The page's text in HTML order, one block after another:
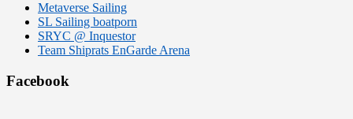
Metaverse Sailing
SL Sailing boatporn
SRYC @ Inquestor
Team Shiprats EnGarde Arena
Facebook